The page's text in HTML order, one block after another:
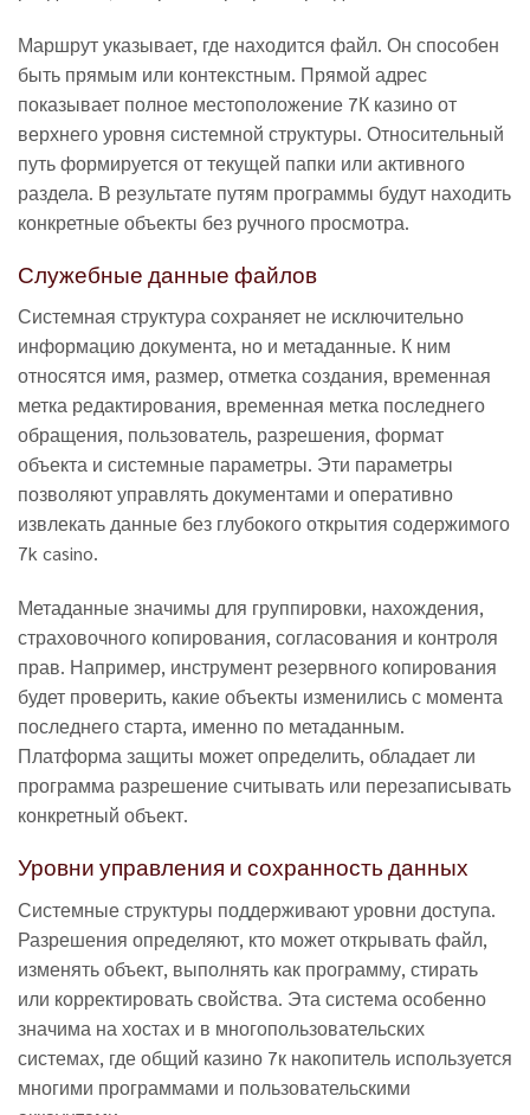
Маршрут указывает, где находится файл. Он способен
быть прямым или контекстным. Прямой адрес
показывает полное местоположение 7К казино от
верхнего уровня системной структуры. Относительный
путь формируется от текущей папки или активного
раздела. В результате путям программы будут находить
конкретные объекты без ручного просмотра.
Служебные данные файлов
Системная структура сохраняет не исключительно
информацию документа, но и метаданные. К ним
относятся имя, размер, отметка создания, временная
метка редактирования, временная метка последнего
обращения, пользователь, разрешения, формат
объекта и системные параметры. Эти параметры
позволяют управлять документами и оперативно
извлекать данные без глубокого открытия содержимого
7k casino.
Метаданные значимы для группировки, нахождения,
страховочного копирования, согласования и контроля
прав. Например, инструмент резервного копирования
будет проверить, какие объекты изменились с момента
последнего старта, именно по метаданным.
Платформа защиты может определить, обладает ли
программа разрешение считывать или перезаписывать
конкретный объект.
Уровни управления и сохранность данных
Системные структуры поддерживают уровни доступа.
Разрешения определяют, кто может открывать файл,
изменять объект, выполнять как программу, стирать
или корректировать свойства. Эта система особенно
значима на хостах и в многопользовательских
системах, где общий казино 7к накопитель используется
многими программами и пользовательскими